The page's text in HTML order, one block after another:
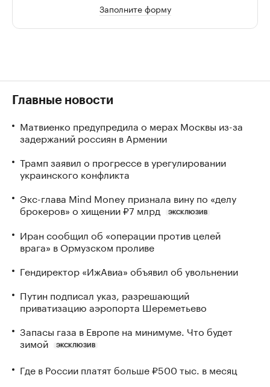
Заполните форму
Главные новости
Матвиенко предупредила о мерах Москвы из-за
задержаний россиян в Армении
Трамп заявил о прогрессе в урегулировании
украинского конфликта
Экс-глава Mind Money признала вину по «делу
брокеров» о хищении ₽7 млрд
ЭКСКЛЮЗИВ
Иран сообщил об «операции против целей
врага» в Ормузском проливе
Гендиректор «ИжАвиа» объявил об увольнении
Путин подписал указ, разрешающий
приватизацию аэропорта Шереметьево
Запасы газа в Европе на минимуме. Что будет
зимой
ЭКСКЛЮЗИВ
Где в России платят больше ₽500 тыс. в месяц